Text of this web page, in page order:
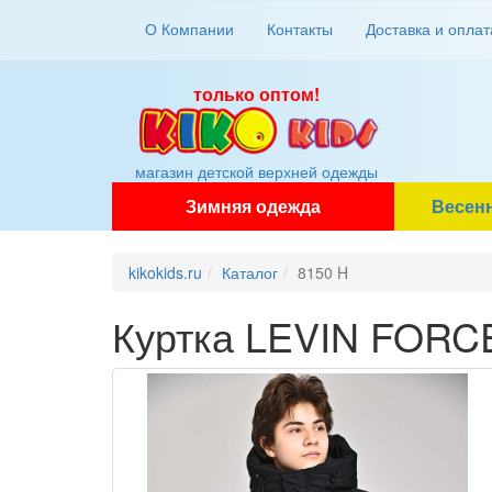
О Компании Контакты Доставка и
только оптом!
магазин детской верхней одежды
Зимняя одежда
kikokids.ru Каталог 8150 H
Куртка LEVIN